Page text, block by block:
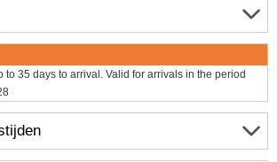
to 35 days to arrival. Valid for arrivals in the period